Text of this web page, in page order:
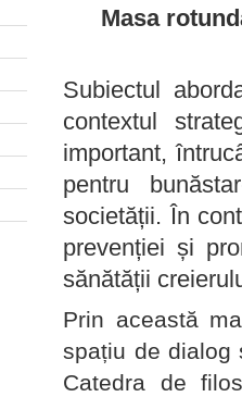
Masa
Subiectul
contextul
important,
pentru
societății. În
prevenției și
sănătății
Prin această
spațiu de dialog
Catedra de